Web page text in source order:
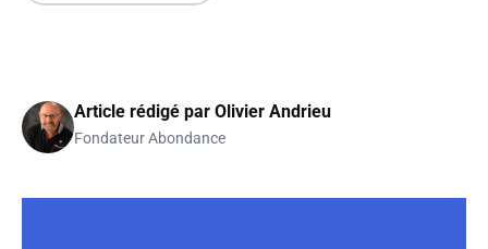
Article rédigé par Olivier Andrieu
Fondateur Abondance